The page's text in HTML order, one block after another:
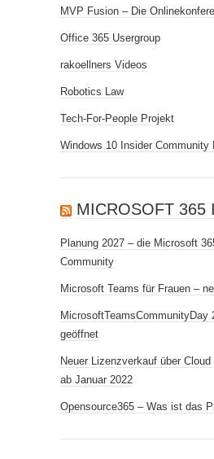
MVP Fusion – Die
Office 365 Usergroup
rakoellners Videos
Robotics Law
Tech-For-People Projekt
Windows 10 Insider Community
MICROSOFT 365
Planung 2027 – die Microsoft
Community
Microsoft Teams für Frauen –
MicrosoftTeamsCommunityDay
geöffnet
Neuer Lizenzverkauf über
ab Januar 2022
Opensource365 – Was ist das